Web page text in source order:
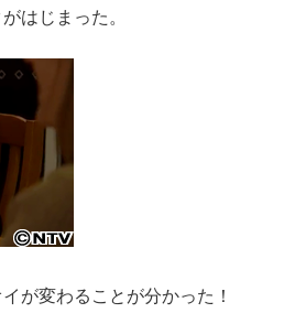
はじまった。
が変わることが分かった！